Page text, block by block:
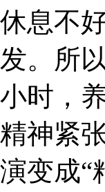
休息不
发。所
小时，
精神紧
演变成“